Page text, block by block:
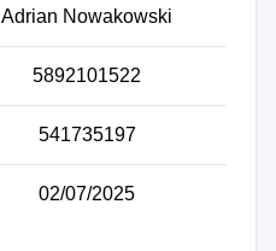
Adrian Nowakowski
5892101522
541735197
02/07/2025